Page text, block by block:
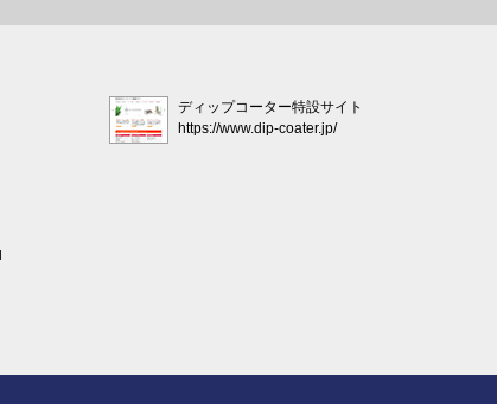
ディップコーター特設サイト
https://www.dip-coater.jp/